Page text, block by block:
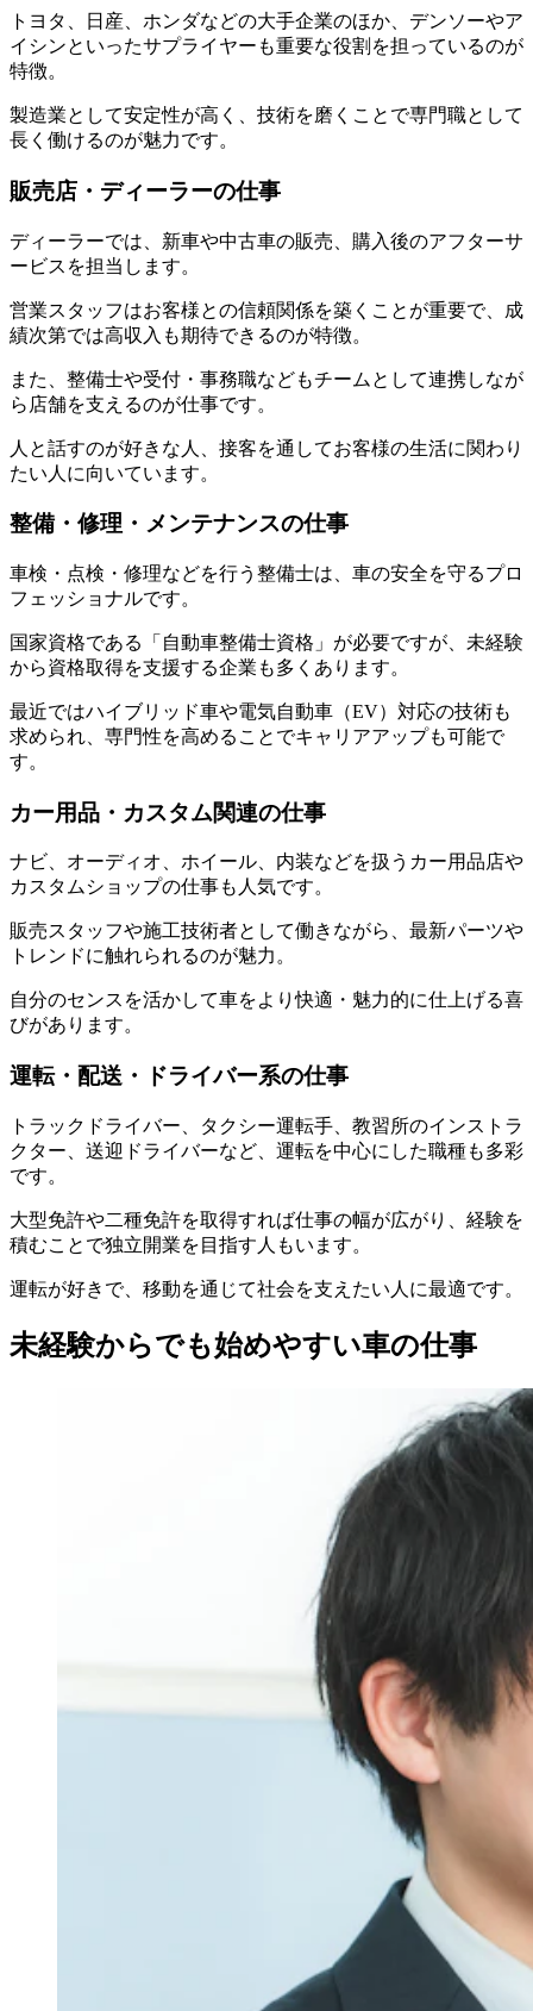
トヨタ、日産、ホンダなどの大手企業のほか、デンソーやア
イシンといったサプライヤーも重要な役割を担っているのが
特徴。
製造業として安定性が高く、技術を磨くことで専門職として
長く働けるのが魅力です。
販売店・ディーラーの仕事
ディーラーでは、新車や中古車の販売、購入後のアフターサ
ービスを担当します。
営業スタッフはお客様との信頼関係を築くことが重要で、成
績次第では高収入も期待できるのが特徴。
また、整備士や受付・事務職などもチームとして連携しなが
ら店舗を支えるのが仕事です。
人と話すのが好きな人、接客を通してお客様の生活に関わり
たい人に向いています。
整備・修理・メンテナンスの仕事
車検・点検・修理などを行う整備士は、車の安全を守るプロ
フェッショナルです。
国家資格である「自動車整備士資格」が必要ですが、未経験
から資格取得を支援する企業も多くあります。
最近ではハイブリッド車や電気自動車（EV）対応の技術も
求められ、専門性を高めることでキャリアアップも可能で
す。
カー用品・カスタム関連の仕事
ナビ、オーディオ、ホイール、内装などを扱うカー用品店や
カスタムショップの仕事も人気です。
販売スタッフや施工技術者として働きながら、最新パーツや
トレンドに触れられるのが魅力。
自分のセンスを活かして車をより快適・魅力的に仕上げる喜
びがあります。
運転・配送・ドライバー系の仕事
トラックドライバー、タクシー運転手、教習所のインストラ
クター、送迎ドライバーなど、運転を中心にした職種も多彩
です。
大型免許や二種免許を取得すれば仕事の幅が広がり、経験を
積むことで独立開業を目指す人もいます。
運転が好きで、移動を通じて社会を支えたい人に最適です。
未経験からでも始めやすい車の仕事